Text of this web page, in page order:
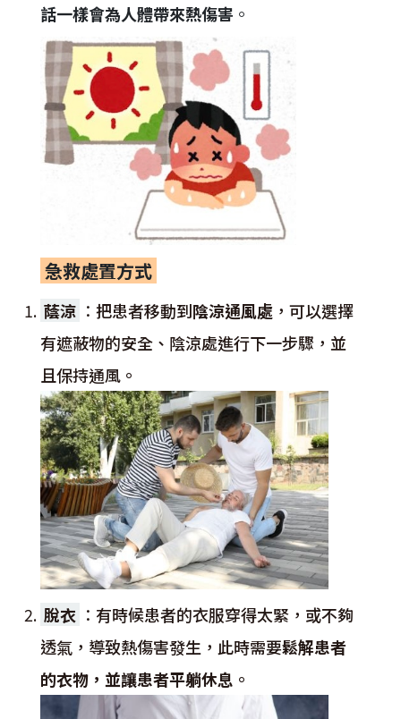
話一樣會為人體帶來熱傷害 。
急救處置方式
蔭涼 ： 把患者移動到陰涼通風處 ，可以選擇
有遮蔽物的安全、陰涼處進行下一步驟，並
且保持通風。
脫衣 ： 有時候患者的衣服穿得太緊，或不夠
透氣，導致熱傷害發生，此時需要鬆解患者
的衣物，並讓患者平躺休息 。